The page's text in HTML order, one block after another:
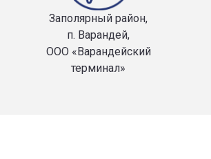
Заполярный район,
п. Варандей,
ООО «Варандейский
терминал»